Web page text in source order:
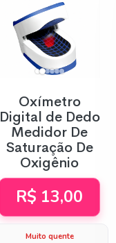
Oxímetro
Digital de Dedo
Medidor De
Saturação De
Oxigênio
R$ 13,00
Muito quente